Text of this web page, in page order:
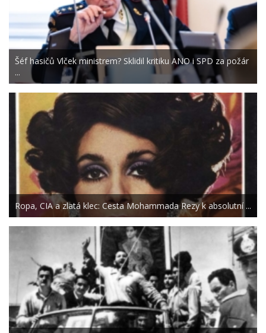
Šéf hasičů Vlček ministrem? Sklidil kritiku ANO i SPD za požár
...
Ropa, CIA a zlatá klec: Cesta Mohammada Rezy k absolutní ...